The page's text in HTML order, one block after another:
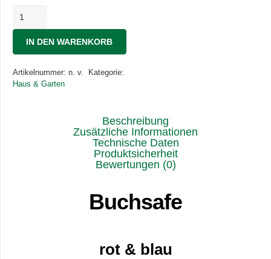
Menge
IN DEN WARENKORB
Artikelnummer: n. v.
Kategorie:
Haus & Garten
Beschreibung
Zusätzliche Informationen
Technische Daten
Produktsicherheit
Bewertungen (0)
Buchsafe
rot & blau